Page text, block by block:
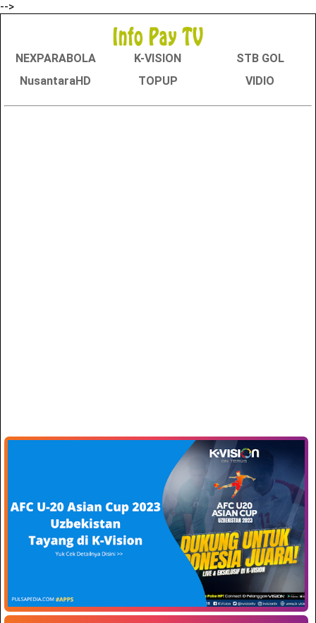
-->
NEXPARABOLA K-VISION
STB GOL
NusantaraHD
TOPUP VIDIO